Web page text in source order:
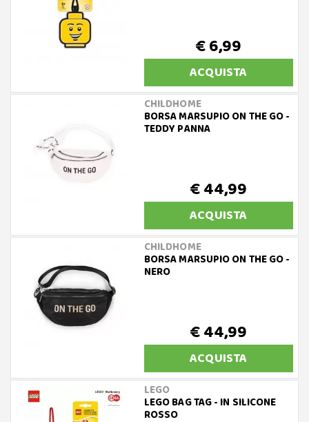
€ 6,99
ACQUISTA
CHILDHOME
BORSA MARSUPIO ON THE GO -
TEDDY PANNA
€ 44,99
ACQUISTA
CHILDHOME
BORSA MARSUPIO ON THE GO -
NERO
€ 44,99
ACQUISTA
LEGO
LEGO BAG TAG - IN SILICONE
ROSSO